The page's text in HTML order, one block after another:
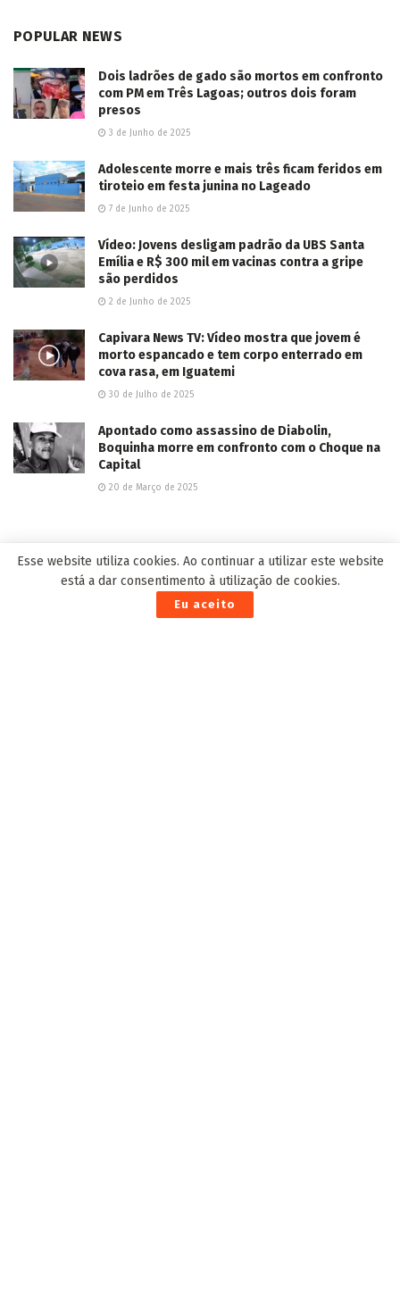
POPULAR NEWS
Dois ladrões de gado são mortos em confronto
com PM em Três Lagoas; outros dois foram
presos
3 de Junho de 2025
Adolescente morre e mais três ficam feridos em
tiroteio em festa junina no Lageado
7 de Junho de 2025
Vídeo: Jovens desligam padrão da UBS Santa
Emília e R$ 300 mil em vacinas contra a gripe
são perdidos
2 de Junho de 2025
Capivara News TV: Vídeo mostra que jovem é
morto espancado e tem corpo enterrado em
cova rasa, em Iguatemi
30 de Julho de 2025
Apontado como assassino de Diabolin,
Boquinha morre em confronto com o Choque na
Capital
20 de Março de 2025
EDITOR'S PICK
Esse website utiliza cookies. Ao continuar a utilizar este website
está a dar consentimento à utilização de cookies.
Eu aceito